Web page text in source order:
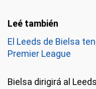
El Leeds de Bielsa
Premier League
Bielsa dirigirá al